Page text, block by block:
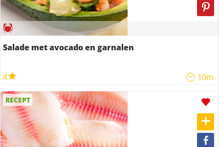
Salade met avocado en garnalen
4 10m
RECEPT